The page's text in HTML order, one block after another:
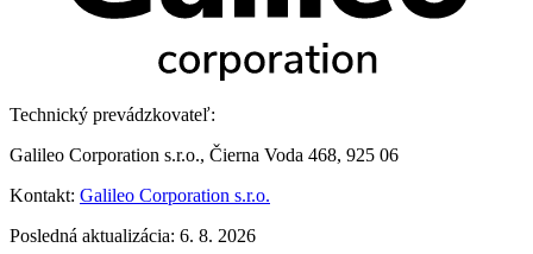
Technický prevádzkovateľ:
Galileo Corporation s.r.o., Čierna Voda 468, 925 06
Kontakt: Galileo Corporation s.r.o.
Posledná aktualizácia: 6. 8. 2026